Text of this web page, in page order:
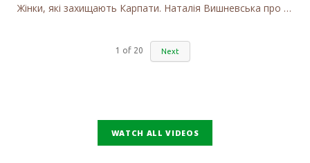
Жінки, які захищають Карпати. Наталія Вишневська про вітряки в Закарпатті та участь громадськості
1 of 20 Next
WATCH ALL VIDEOS